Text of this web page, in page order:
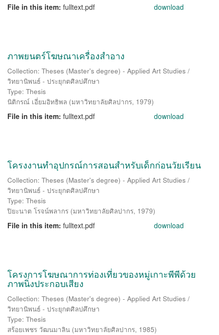
File in this item: fulltext.pdf download
ภาพยนตร์โฆษณาเครื่องสำอาง
Collection: Theses (Master's degree) - Applied Art Studies /
วิทยานิพนธ์ - ประยุกตศิลปศึกษา
Type: Thesis
นิติกรณ์ เอี่ยมอิทธิพล (มหาวิทยาลัยศิลปากร, 1979)
File in this item: fulltext.pdf download
โครงงานทำอุปกรณ์การสอนสำหรับเด็กก่อนวัยเรียน
Collection: Theses (Master's degree) - Applied Art Studies /
วิทยานิพนธ์ - ประยุกตศิลปศึกษา
Type: Thesis
ปิยะนาต โรจน์พลากร (มหาวิทยาลัยศิลปากร, 1979)
File in this item: fulltext.pdf download
โครงการโฆษณาการท่องเที่ยวของหมู่เกาะพีพีด้วย
ภาพนิ่งประกอบเสียง
Collection: Theses (Master's degree) - Applied Art Studies /
วิทยานิพนธ์ - ประยุกตศิลปศึกษา
Type: Thesis
สร้อยเพชร วัฒนมาลิน (มหาวิทยาลัยศิลปากร, 1985)